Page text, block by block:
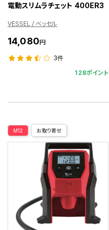
電動スリムラチェット 400ER3
VESSEL / ベッセル
14,080円
3件
128ポイント
M12 お取り寄せ